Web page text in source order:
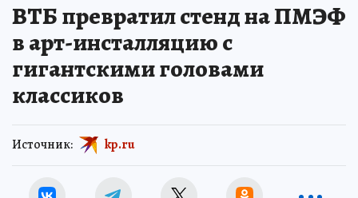
ВТБ превратил стенд на ПМЭФ
в арт-инсталляцию с
гигантскими головами
классиков
Источник: kp.ru